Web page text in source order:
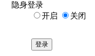
隐身登录
开启
关闭
登录